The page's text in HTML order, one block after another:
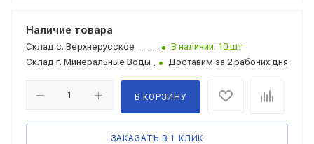
Наличие товара
Склад с. Верхнерусское
В наличии: 10 шт
Склад г. Минеральные Воды Доставим за 2 рабочих дня
В КОРЗИНУ
ЗАКАЗАТЬ В 1 КЛИК